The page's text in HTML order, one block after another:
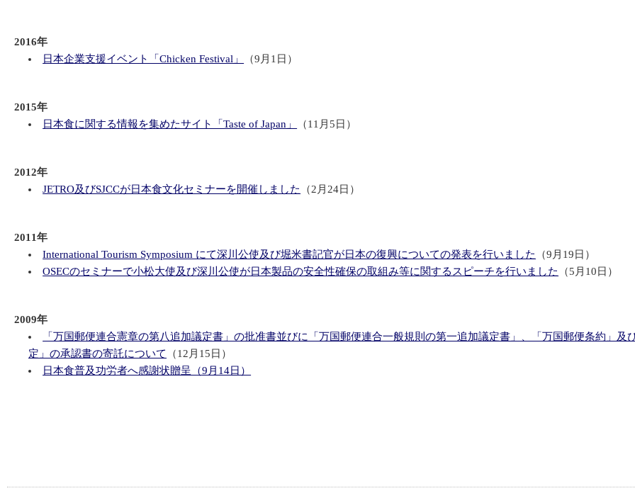
2016年
日本企業支援イベント「Chicken Festival」
（9月1日）
2015年
日本食に関する情報を集めたサイト「Taste of Japan」
（11月5日）
2012年
JETRO及びSJCCが日本食文化セミナーを開催しました
（2月24日）
2011年
International Tourism Symposium にて深川公使及び堀米書記官が日本の復興についての発表を行いました
（9月19日）
OSECのセミナーで小松大使及び深川公使が日本製品の安全性確保の取組み等に関するスピーチを行いました
（5月10日）
2009年
「万国郵便連合憲章の第八追加議定書」の批准書並びに「万国郵便連合一般規則の第一追加議定書」、「万国郵便条約」及
定」の承認書の寄託について
（12月15日）
日本食普及功労者へ感謝状贈呈（9月14日）